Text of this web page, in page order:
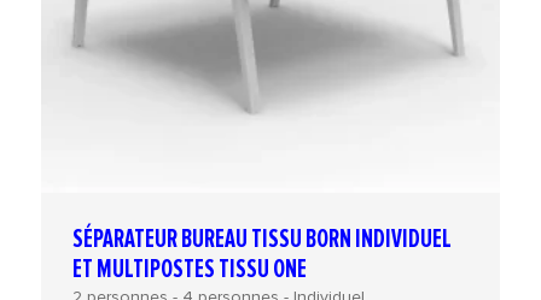
SÉPARATEUR BUREAU TISSU BORN INDIVIDUEL
ET MULTIPOSTES TISSU ONE